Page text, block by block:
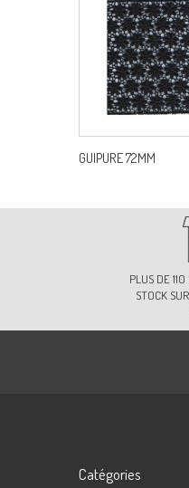
GUIPURE 72MM
PLUS DE
STOCK
Catégories